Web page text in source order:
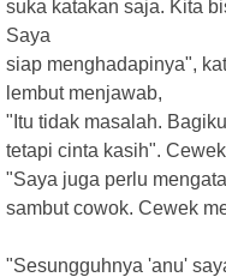
suka katakan saja. Kita
Saya
siap menghadapinya",
lembut menjawab,
"Itu tidak masalah.
tetapi cinta kasih".
"Saya juga perlu
sambut cowok. Cewek
"Sesungguhnya 'anu'